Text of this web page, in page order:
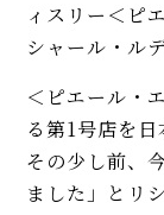
ィスリー＜ピ
シャール・ル
＜ピエール・
る第1号店を日
その少し前、
ました」とリ